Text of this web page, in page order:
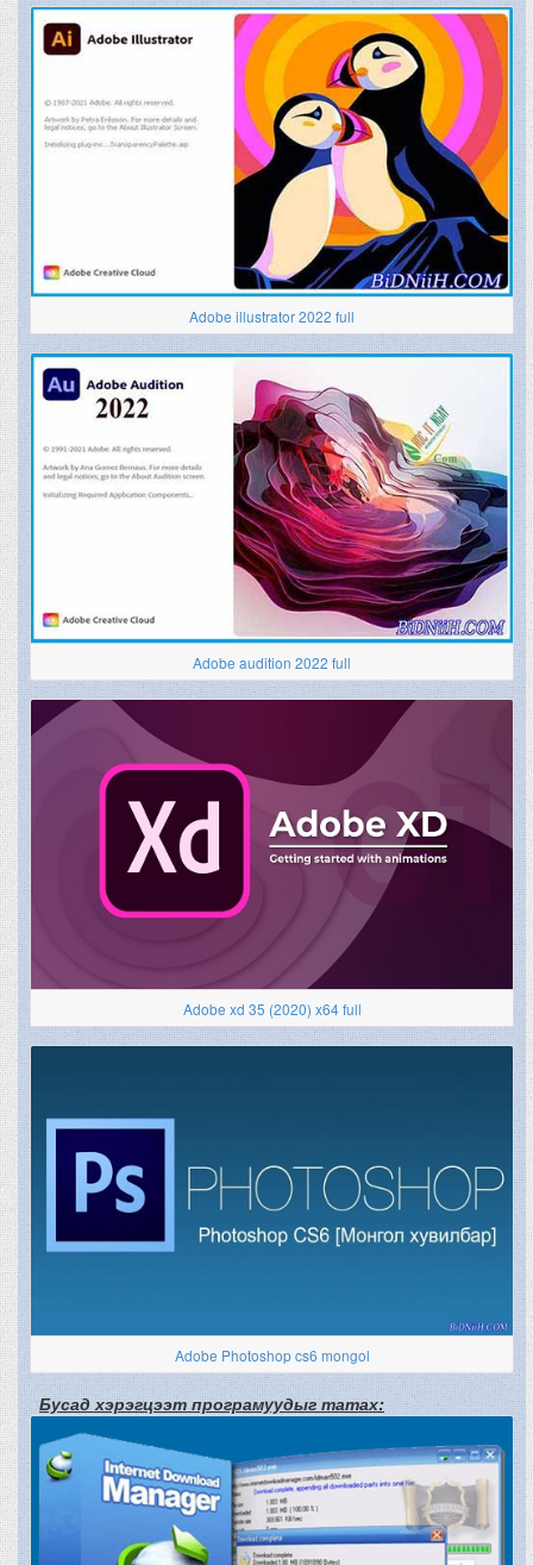
Adobe illustrator 2022 full
Adobe audition 2022 full
Adobe xd 35 (2020) x64 full
Adobe Photoshop cs6 mongol
Бусад хэрэгцээт програмуудыг татах: